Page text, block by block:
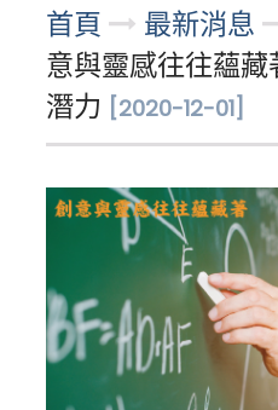
首頁 最新消息
意與靈感往往蘊
潛力 [2020-12-01]